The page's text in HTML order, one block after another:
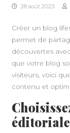
28 août 2023
Créer un blog
permet de
découvertes
que votre blog
visiteurs, voici
contenu et